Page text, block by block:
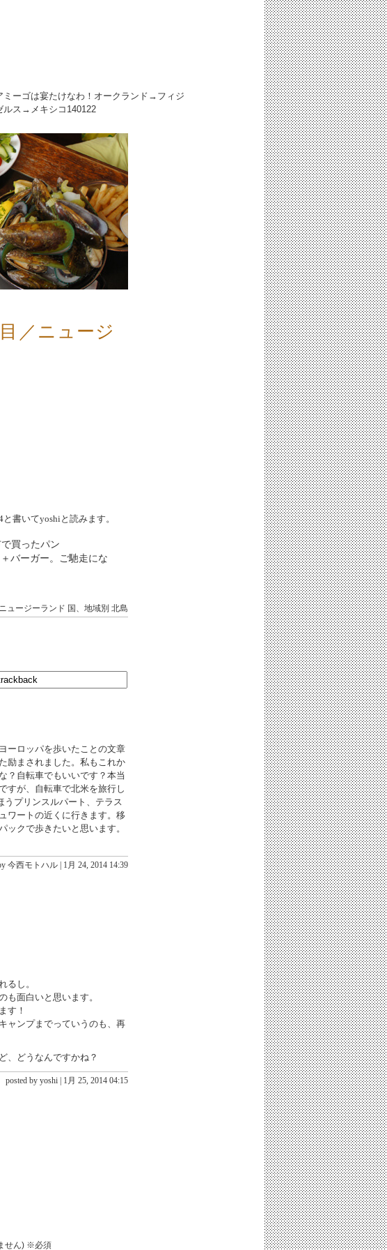
ミーゴは宴たけなわ！オークランド→フィジ
ルス→メキシコ140122
／ニュージ
と書いてyoshiと読みます。
買ったパン
バーガー。ご馳走にな
ニュージーランド 国、地域別 北島
ーロッパを歩いたことの文章
励まされました。私もこれか
？自転車でもいいです？本当
すが、自転車で北米を旅行し
うプリンスルパート、テラス
ワートの近くに行きます。移
ックで歩きたいと思います。
今西モトハル | 1月 24, 2014 14:39
るし。
も面白いと思います。
す！
ャンプまでっていうのも、再
、どうなんですかね？
posted by yoshi | 1月 25, 2014 04:15
せん) ※必須